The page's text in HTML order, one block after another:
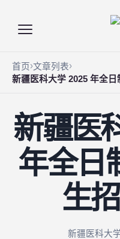
首页 文章列表
新疆医科大学 2025 年全
新疆医
年全日
生
新疆医科大